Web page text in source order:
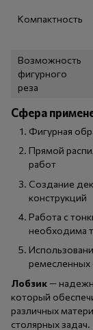
Компактность
Возможность
фигурного
реза
Сфера
Фигурная
Прямой
работ
Создание
конструкций
Работа с
необходима
ремесленных
Лобзик —
который
различных
столярных задач.